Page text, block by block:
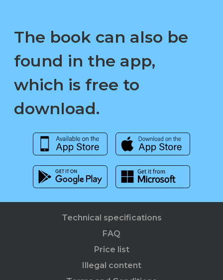
The book can also be
found in the app,
which is free to
download.
Technical specifications
FAQ
Price list
Illegal content